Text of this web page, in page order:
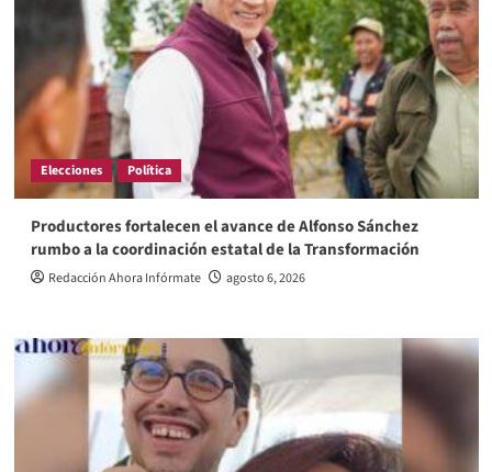
Elecciones Política
Productores fortalecen el avance de Alfonso Sánchez
rumbo a la coordinación estatal de la Transformación
Redacción Ahora Infórmate agosto 6, 2026